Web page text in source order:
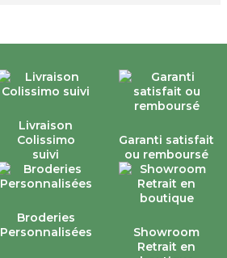
Livraison
Colissimo
suivi
Garanti satisfait
ou remboursé
Broderies
Personnalisées
Showroom
Retrait en